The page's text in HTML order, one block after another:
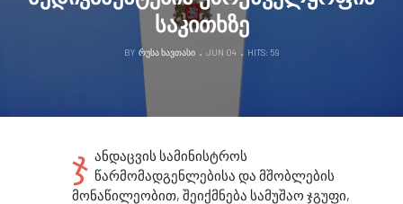
საკითხზე
BY ᲠᲣᲡᲐ ᲮᲐᲕᲗᲐᲡᲘ JUN 04 HITS: 59
ჯ ანდაცვის სამინისტროს
წარმომადგენლებისა და მშობლების
მონაწილეობით, შეიქმნება სამუშაო ჯგუფი,